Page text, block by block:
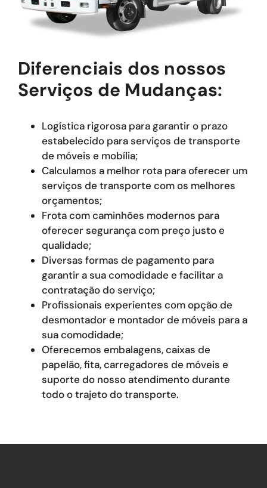
Diferenciais dos nossos
Serviços de Mudanças:
Logística rigorosa para garantir o prazo
estabelecido para serviços de transporte
de móveis e mobília;
Calculamos a melhor rota para oferecer um
serviços de transporte com os melhores
orçamentos;
Frota com caminhões modernos para
oferecer segurança com preço justo e
qualidade;
Diversas formas de pagamento para
garantir a sua comodidade e facilitar a
contratação do serviço;
Profissionais experientes com opção de
desmontador e montador de móveis para a
sua comodidade;
Oferecemos embalagens, caixas de
papelão, fita, carregadores de móveis e
suporte do nosso atendimento durante
todo o trajeto do transporte.